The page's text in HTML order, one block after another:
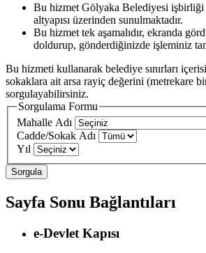
Bu hizmet Gölyaka Belediyesi işbirliği
altyapısı üzerinden sunulmaktadır.
Bu hizmet tek aşamalıdır, ekranda
doldurup, gönderdiğinizde işleminiz
Bu hizmeti kullanarak belediye sınırları
sokaklara ait arsa rayiç değerini (metrekare
sorgulayabilirsiniz.
Sorgulama Formu
Mahalle Adı
Cadde/Sokak Adı
Yıl
Sayfa Sonu Bağlantıları
e-Devlet Kapısı